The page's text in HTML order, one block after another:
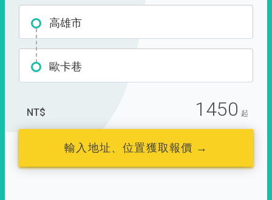
高雄市
歐卡巷
NT$ 1450 起
輸入地址、位置獲取報價 →